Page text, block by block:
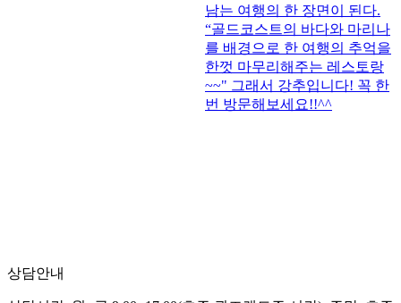
남는 여행의 한 장면이 된다.
“골드코스트의 바다와 마리나
를 배경으로 한 여행의 추억을
한껏 마무리해주는 레스토랑
~~" 그래서 강추입니다! 꼭 한
번 방문해보세요!!^^
상담안내